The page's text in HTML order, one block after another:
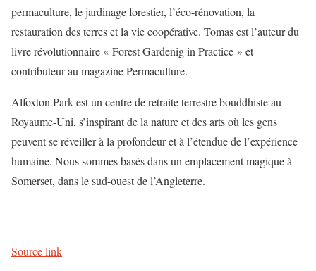
permaculture, le jardinage forestier, l’éco-rénovation, la
restauration des terres et la vie coopérative. Tomas est l’auteur du
livre révolutionnaire « Forest Gardenig in Practice » et
contributeur au magazine Permaculture.
Alfoxton Park est un centre de retraite terrestre bouddhiste au
Royaume-Uni, s’inspirant de la nature et des arts où les gens
peuvent se réveiller à la profondeur et à l’étendue de l’expérience
humaine. Nous sommes basés dans un emplacement magique à
Somerset, dans le sud-ouest de l’Angleterre.
Source link